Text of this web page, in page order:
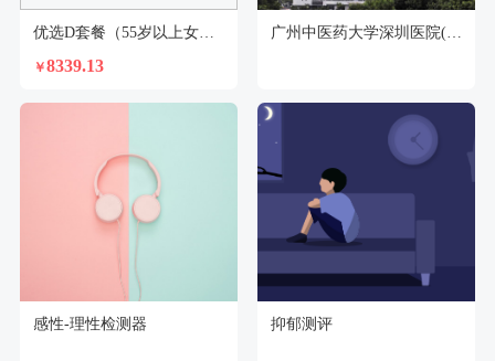
优选D套餐（55岁以上女性）
￥8339.13
广州中医药大学深圳医院(福田)体检中心
感性-理性检测器 抑郁测评